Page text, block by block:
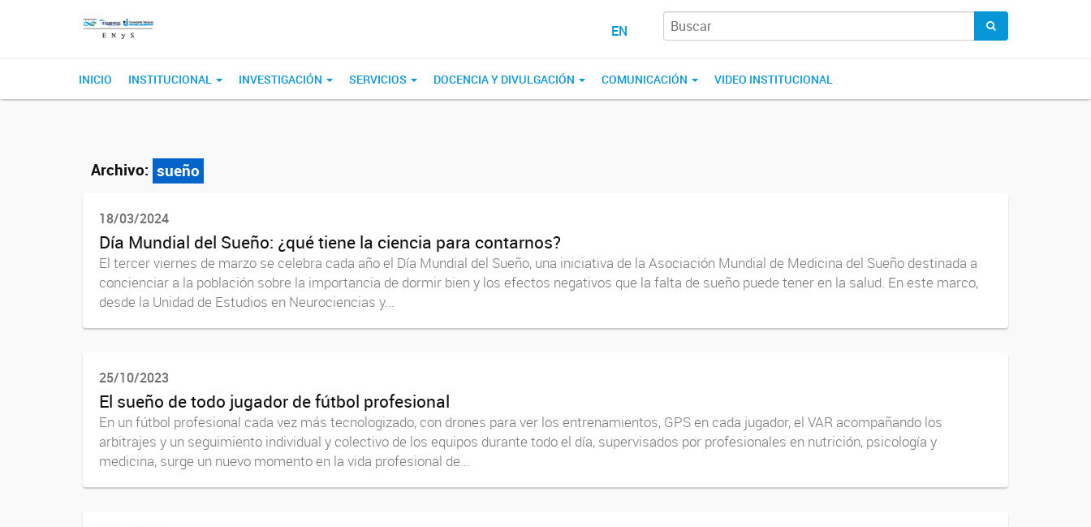
EN
INICIO INSTITUCIONAL INVESTIGACIÓN SERVICIOS DOCENCIA Y DIVULGACIÓN COMUNICACIÓN VIDEO INSTITUCIONAL
Archivo: sueño
18/03/2024
Día Mundial del Sueño: ¿qué tiene la ciencia para contarnos?
El tercer viernes de marzo se celebra cada año el Día Mundial del Sueño, una iniciativa de la Asociación Mundial de Medicina del Sueño destinada a
concienciar a la población sobre la importancia de dormir bien y los efectos negativos que la falta de sueño puede tener en la salud. En este marco,
desde la Unidad de Estudios en Neurociencias y...
25/10/2023
El sueño de todo jugador de fútbol profesional
En un fútbol profesional cada vez más tecnologizado, con drones para ver los entrenamientos, GPS en cada jugador, el VAR acompañando los
arbitrajes y un seguimiento individual y colectivo de los equipos durante todo el día, supervisados por profesionales en nutrición, psicología y
medicina, surge un nuevo momento en la vida profesional de...